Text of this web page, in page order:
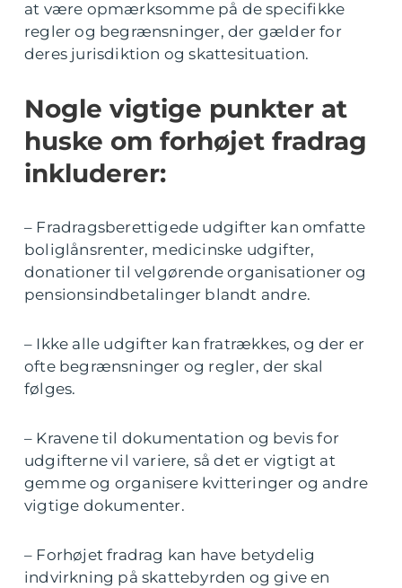
at være opmærksomme på de specifikke
regler og begrænsninger, der gælder for
deres jurisdiktion og skattesituation.
Nogle vigtige punkter at
huske om forhøjet fradrag
inkluderer:
– Fradragsberettigede udgifter kan omfatte
boliglånsrenter, medicinske udgifter,
donationer til velgørende organisationer og
pensionsindbetalinger blandt andre.
– Ikke alle udgifter kan fratrækkes, og der er
ofte begrænsninger og regler, der skal
følges.
– Kravene til dokumentation og bevis for
udgifterne vil variere, så det er vigtigt at
gemme og organisere kvitteringer og andre
vigtige dokumenter.
– Forhøjet fradrag kan have betydelig
indvirkning på skattebyrden og give en